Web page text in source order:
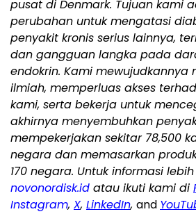
pusat di Denmark. Tujuan kami
perubahan untuk mengatasi
penyakit kronis serius lainnya,
dan gangguan langka pada
endokrin. Kami mewujudkannya
ilmiah, memperluas akses
kami, serta bekerja untuk
akhirnya menyembuhkan
mempekerjakan sekitar 78,500
negara dan memasarkan
170 negara. Untuk informasi
novonordisk.id atau ikuti kami di
Instagram, X, LinkedIn, and